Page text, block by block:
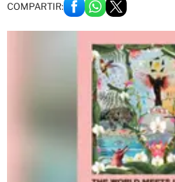
COMPARTIR: